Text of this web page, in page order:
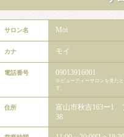
サロン名 Moi
カナ モイ
電話番号 09013916001
※ビューティーサロンを見た
す。
住所
富山市秋吉163ー1
38